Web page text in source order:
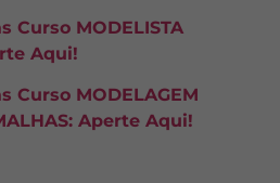
Curso MODELISTA
Aqui!
Curso MODELAGEM
Aperte Aqui!